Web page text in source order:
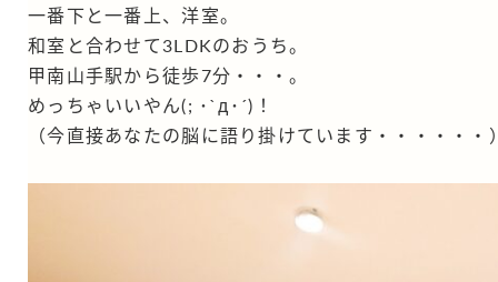
一番下と一番上、洋室。
和室と合わせて3LDKのおうち。
甲南山手駅から徒歩7分・・・。
めっちゃいいやん(; ･`д･´)！
（今直接あなたの脳に語り掛けています・・・・・・